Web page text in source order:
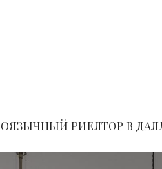
РИЕЛТОР В